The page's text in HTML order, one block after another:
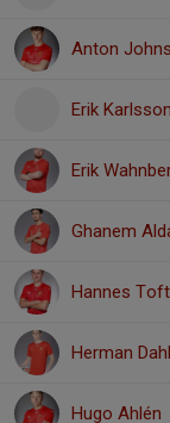
Anton
Erik Karlsson
Erik
Ghanem
Hannes
Herman Dahl
Hugo Ahlén